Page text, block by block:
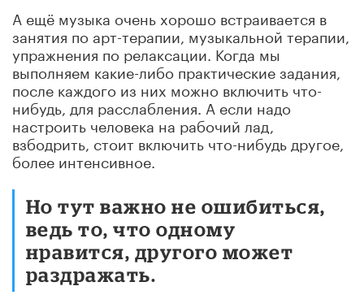
А ещё музыка очень хорошо встраивается в
занятия по арт-терапии, музыкальной терапии,
упражнения по релаксации. Когда мы
выполняем какие-либо практические задания,
после каждого из них можно включить что-
нибудь, для расслабления. А если надо
настроить человека на рабочий лад,
взбодрить, стоит включить что-нибудь другое,
более интенсивное.
Но тут важно не ошибиться,
ведь то, что одному
нравится, другого может
раздражать.